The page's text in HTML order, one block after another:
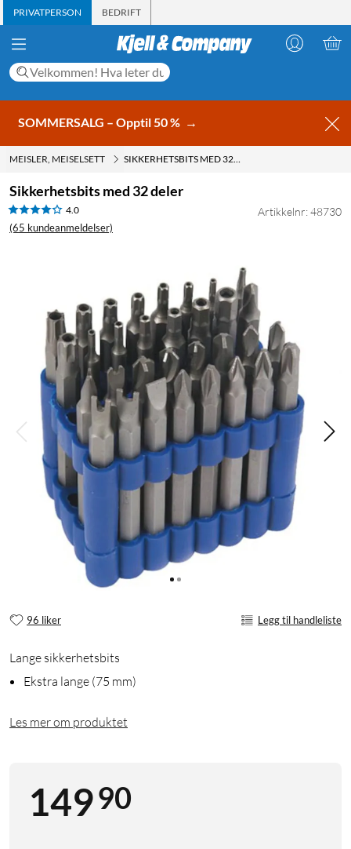
PRIVATPERSON BEDRIFT
SOMMERSALG – Opptil 50 % →
MEISLER, MEISELSETT SIKKERHETSBITS MED 32 DELER
Sikkerhetsbits med 32 deler
4.0
(65 kundeanmeldelser)
Artikkelnr: 48730
96 liker Legg til handleliste
Lange sikkerhetsbits
Ekstra lange (75 mm)
Les mer om produktet
14990